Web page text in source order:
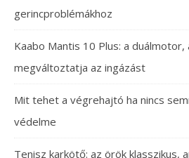
gerincproblémákhoz
Kaabo Mantis 10 Plus: a duálmotor,
megváltoztatja az ingázást
Mit tehet a végrehajtó ha nincs
védelme
Tenisz karkötő: az örök klasszikus,